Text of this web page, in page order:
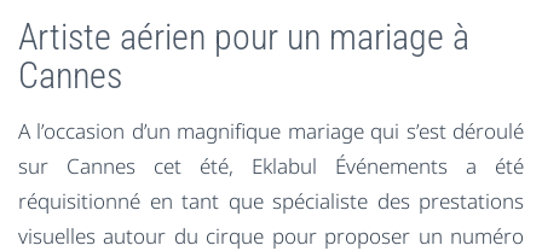
Artiste aérien pour un mariage à
Cannes
A l’occasion d’un magnifique mariage qui s’est déroulé
sur Cannes cet été, Eklabul Événements a été
réquisitionné en tant que spécialiste des prestations
visuelles autour du cirque pour proposer un numéro